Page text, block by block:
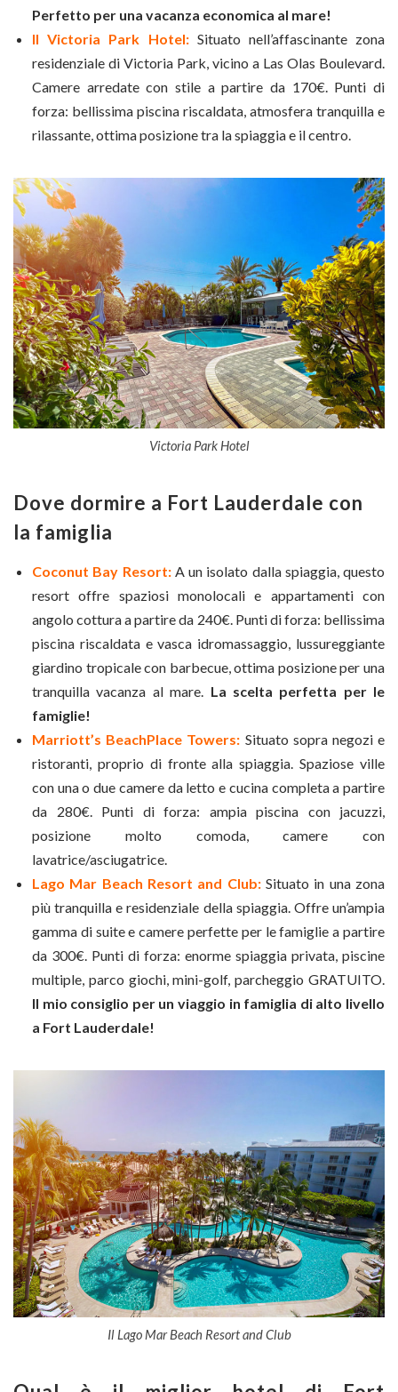
Perfetto per una vacanza economica al mare!
Il Victoria Park Hotel:Situato nell’affascinante zona
residenziale di Victoria Park, vicino a Las Olas Boulevard.
Camere arredate con stile a partire da 170€. Punti di
forza: bellissima piscina riscaldata, atmosfera tranquilla e
rilassante, ottima posizione tra la spiaggia e il centro.
Victoria Park Hotel
Dove dormire a Fort Lauderdale con
la famiglia
Coconut Bay Resort:A un isolato dalla spiaggia, questo
resort offre spaziosi monolocali e appartamenti con
angolo cottura a partire da 240€. Punti di forza: bellissima
piscina riscaldata e vasca idromassaggio, lussureggiante
giardino tropicale con barbecue, ottima posizione per una
tranquilla vacanza al mare. La scelta perfetta per le
famiglie!
Marriott’s BeachPlace Towers: Situato sopra negozi e
ristoranti, proprio di fronte alla spiaggia. Spaziose ville
con una o due camere da letto e cucina completa a partire
da 280€. Punti di forza: ampia piscina con jacuzzi,
posizione molto comoda, camere con
lavatrice/asciugatrice.
Lago Mar Beach Resort and Club:Situato in una zona
più tranquilla e residenziale della spiaggia. Offre un’ampia
gamma di suite e camere perfette per le famiglie a partire
da 300€. Punti di forza: enorme spiaggia privata, piscine
multiple, parco giochi, mini-golf, parcheggio GRATUITO.
Il mio consiglio per un viaggio in famiglia di alto livello
a Fort Lauderdale!
Il Lago Mar Beach Resort and Club